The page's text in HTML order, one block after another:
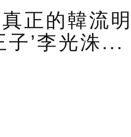
正的韓流
子’李光洙...